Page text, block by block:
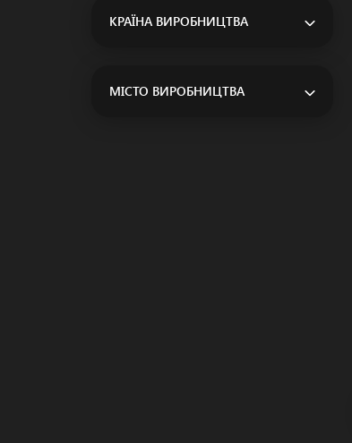
КРАЇНА ВИРОБНИЦТВА
МІСТО ВИРОБНИЦТВА